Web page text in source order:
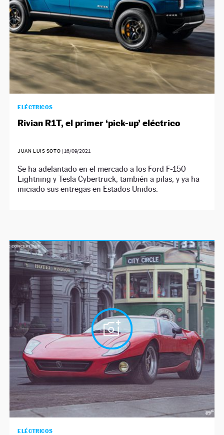
ELÉCTRICOS
Rivian R1T, el primer ‘pick-up’ eléctrico
JUAN LUIS SOTO | 16/09/2021
Se ha adelantado en el mercado a los Ford F-150
Lightning y Tesla Cybertruck, también a pilas, y ya ha
iniciado sus entregas en Estados Unidos.
ELÉCTRICOS